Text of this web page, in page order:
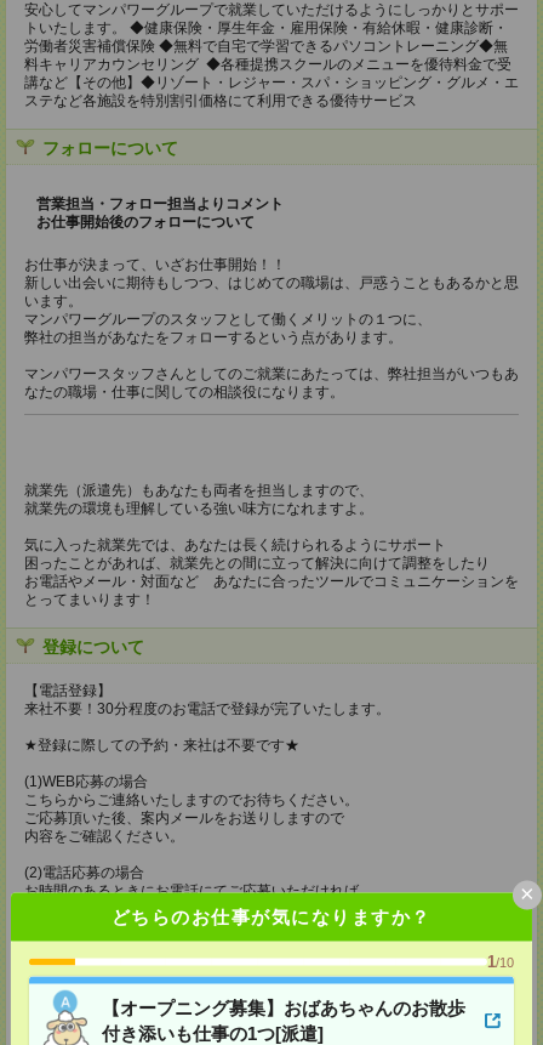
どちらのお仕事が気になりますか？
1/10
【オープニング募集】おばあちゃんのお散歩
付き添いも仕事の1つ[派遣]
×
安心してマンパワーグループで就業していただけるようにしっかりとサポー
トいたします。 ◆健康保険・厚生年金・雇用保険・有給休暇・健康診断・
労働者災害補償保険 ◆無料で自宅で学習できるパソコントレーニング◆無
料キャリアカウンセリング ◆各種提携スクールのメニューを優待料金で受
講など【その他】◆リゾート・レジャー・スパ・ショッピング・グルメ・エ
ステなど各施設を特別割引価格にて利用できる優待サービス
フォローについて
営業担当・フォロー担当よりコメント
お仕事開始後のフォローについて
お仕事が決まって、いざお仕事開始！！
新しい出会いに期待もしつつ、はじめての職場は、戸惑うこともあるかと思
います。
マンパワーグループのスタッフとして働くメリットの１つに、
弊社の担当があなたをフォローするという点があります。
マンパワースタッフさんとしてのご就業にあたっては、弊社担当がいつもあ
なたの職場・仕事に関しての相談役になります。
就業先（派遣先）もあなたも両者を担当しますので、
就業先の環境も理解している強い味方になれますよ。
気に入った就業先では、あなたは長く続けられるようにサポート
困ったことがあれば、就業先との間に立って解決に向けて調整をしたり
お電話やメール・対面など あなたに合ったツールでコミュニケーションを
とってまいります！
登録について
【電話登録】
来社不要！30分程度のお電話で登録が完了いたします。
★登録に際しての予約・来社は不要です★
(1)WEB応募の場合
こちらからご連絡いたしますのでお待ちください。
ご応募頂いた後、案内メールをお送りしますので
内容をご確認ください。
(2)電話応募の場合
お時間のあるときにお電話にてご応募いただければ
その場で登録も可能です。
持ち物
【電話登録】
弊社HPよりマイページ作成をお願いします
電話での登録の際に、マイページ作成をいただいた旨をお伝えください。